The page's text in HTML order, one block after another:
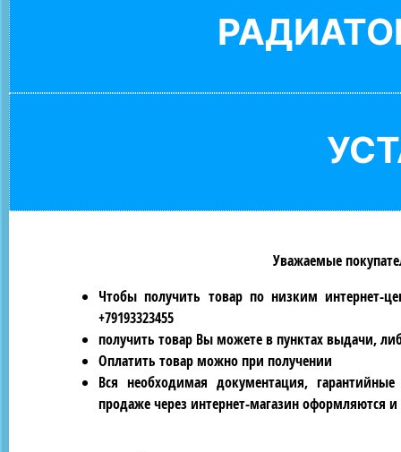
Уважаемые
Чтобы получить товар по низким интернет-
+79193323455
получить товар Вы можете в пунктах выдачи,
Оплатить товар можно при получении
Вся необходимая документация,
продаже через интернет-магазин оформляются